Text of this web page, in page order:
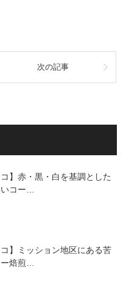
次の記事
コ】赤・黒・白を基調とした
コー…
コ】ミッション地区にある苦
焙煎…